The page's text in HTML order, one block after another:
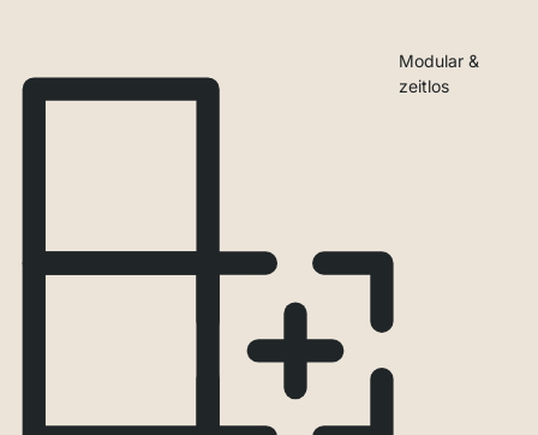
Modular &
zeitlos